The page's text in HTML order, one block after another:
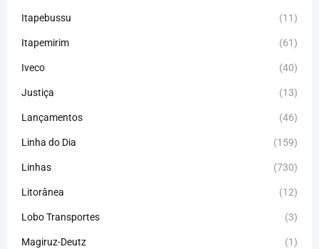
Itapebussu (11)
Itapemirim (61)
Iveco (40)
Justiça (13)
Lançamentos (46)
Linha do Dia (159)
Linhas (730)
Litorânea (12)
Lobo Transportes (3)
Magiruz-Deutz (1)